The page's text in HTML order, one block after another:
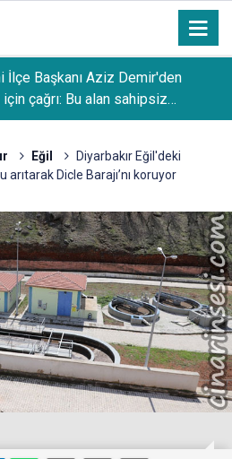
İlçe Başkanı Aziz Demir'den
çağrı: Bu alan sahipsiz
Eğil
Diyarbakır Eğil'deki
arıtarak Dicle Barajı’nı koruyor